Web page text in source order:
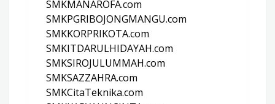
SMKMANAROFA.com
SMKPGRIBOJONGMANGU.com
SMKKORPRIKOTA.com
SMKITDARULHIDAYAH.com
SMKSIROJULUMMAH.com
SMKSAZZAHRA.com
SMKCitaTeknika.com